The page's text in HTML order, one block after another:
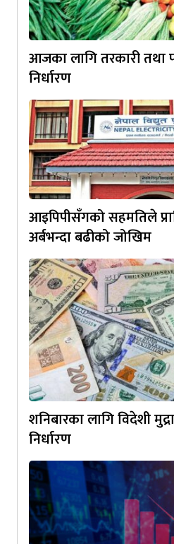
आजका लागि तरकारी
निर्धारण
आइपिपीसँगको सहमतिले
अर्बभन्दा बढीको जोखिम
शनिबारका लागि विदेशी
निर्धारण